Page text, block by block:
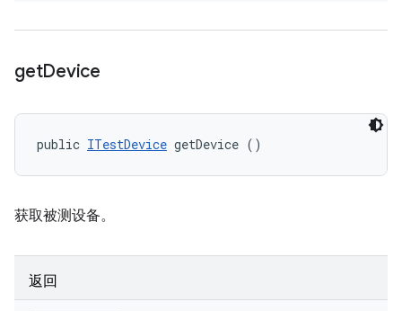
getDevice
public ITestDevice getDevice ()
获取被测设备。
返回